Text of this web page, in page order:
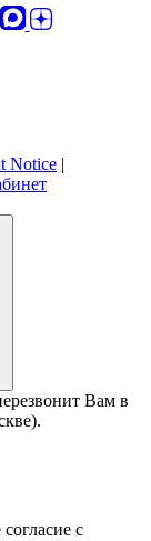
Notice |
Вам в
с